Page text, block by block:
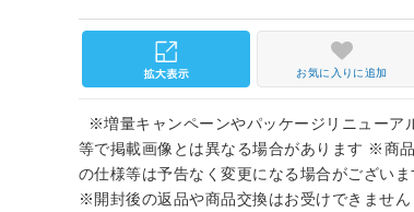
お気に入りに追加
※増量キャンペーンやパッケージリニューア
等で掲載画像とは異なる場合があります ※商品
の仕様等は予告なく変更になる場合がございま
※開封後の返品や商品交換はお受けできません